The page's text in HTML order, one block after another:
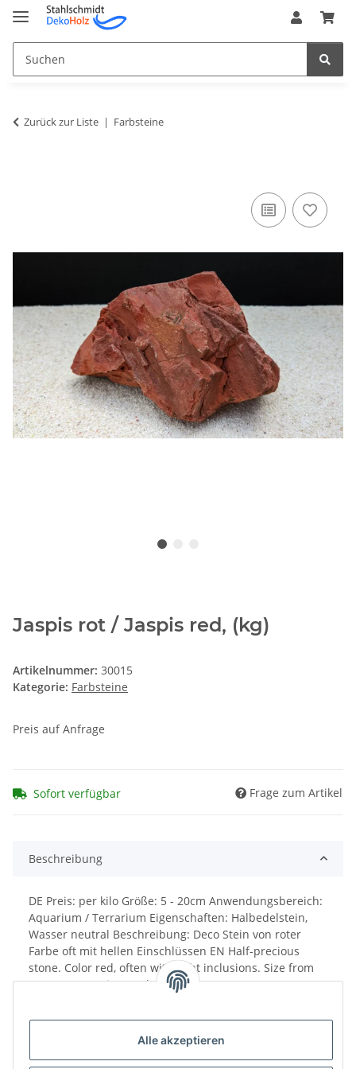
Alle akzeptieren
Zurück zur Liste Farbsteine
Jaspis rot / Jaspis red, (kg)
Artikelnummer: 30015
Kategorie: Farbsteine
Preis auf Anfrage
Sofort verfügbar Frage zum Artikel
Beschreibung
DE Preis: per kilo Größe: 5 - 20cm Anwendungsbereich:
Aquarium / Terrarium Eigenschaften: Halbedelstein,
Wasser neutral Beschreibung: Deco Stein von roter
Farbe oft mit hellen Einschlüssen EN Half-precious
stone. Color red, often with light inclusions. Size from
ca. 5-20 cm. Price per kg.